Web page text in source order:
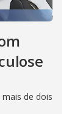
de dois